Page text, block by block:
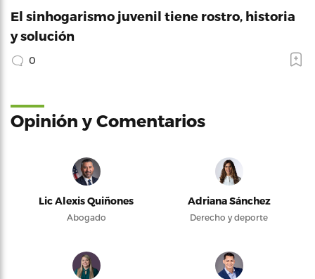
El sinhogarismo juvenil tiene rostro, historia
y solución
0
Opinión y Comentarios
Lic Alexis Quiñones
Abogado
Adriana Sánchez
Derecho y deporte